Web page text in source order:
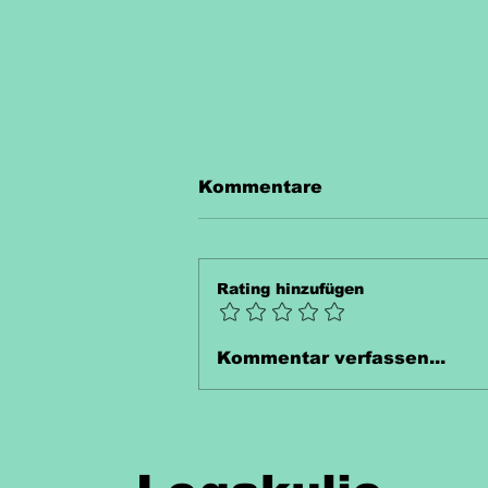
Unterrichtsmaterial
Kommentare
Rating hinzufügen
Kommentar verfassen...